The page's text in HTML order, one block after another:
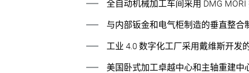
全自动机械加工车间采用 DMG MORI
与内部钣金和电气柜制造的垂直整合
工业 4.0 数字化工厂采用戴维斯开发
美国卧式加工卓越中心和主轴重建中